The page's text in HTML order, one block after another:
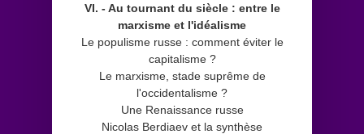
VI. - Au tournant du siècle : entre le
marxisme et l'idéalisme
Le populisme russe : comment éviter le
capitalisme ?
Le marxisme, stade suprême de
l'occidentalisme ?
Une Renaissance russe
Nicolas Berdiaev et la synthèse